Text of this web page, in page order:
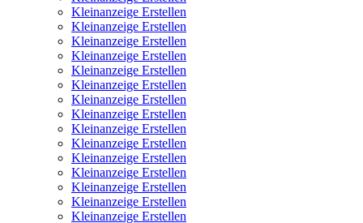
Kleinanzeige Erstellen
Kleinanzeige Erstellen
Kleinanzeige Erstellen
Kleinanzeige Erstellen
Kleinanzeige Erstellen
Kleinanzeige Erstellen
Kleinanzeige Erstellen
Kleinanzeige Erstellen
Kleinanzeige Erstellen
Kleinanzeige Erstellen
Kleinanzeige Erstellen
Kleinanzeige Erstellen
Kleinanzeige Erstellen
Kleinanzeige Erstellen
Kleinanzeige Erstellen